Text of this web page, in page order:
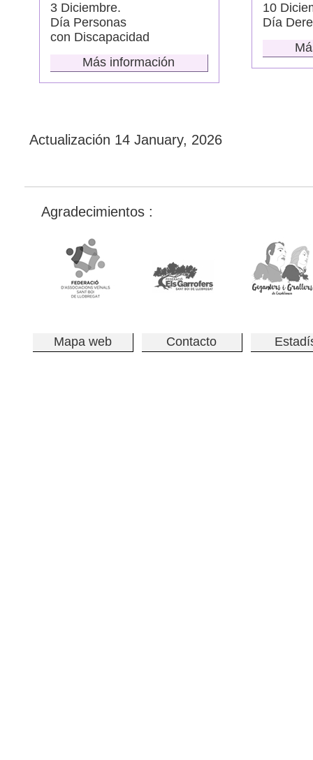
3 Diciembre.
Día Personas
con Discapacidad
Más información
10
Día
Actualización 14 January, 2026
Agradecimientos :
Mapa web Contacto